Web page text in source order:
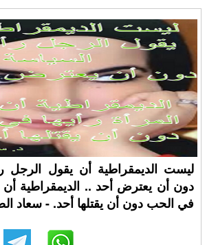
ليست الديمقراطية أن يقول الرجل
دون أن يعترض أحد .. الديمقراطية أن
في الحب دون أن يقتلها أحد. - سعاد